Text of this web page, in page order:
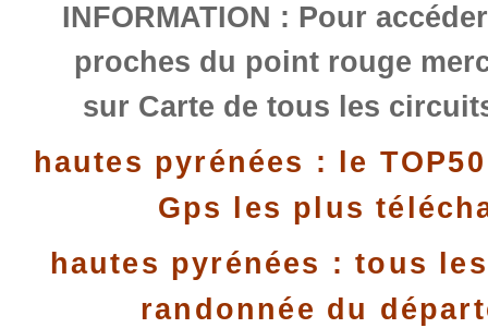
INFORMATION : Pour
proches du point rouge
sur Carte de tous les
hautes pyrénées : le
Gps les plus
hautes pyrénées : tous
randonnée du